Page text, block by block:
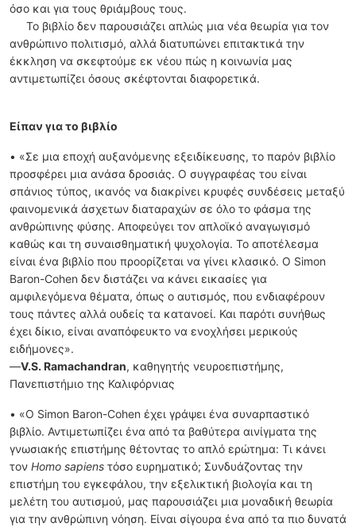
όσο και για τους θριάμβους τους.
Το βιβλίο δεν παρουσιάζει απλώς μια νέα θεωρία για τον
ανθρώπινο πολιτισμό, αλλά διατυπώνει επιτακτικά την
έκκληση να σκεφτούμε εκ νέου πώς η κοινωνία μας
αντιμετωπίζει όσους σκέφτονται διαφορετικά.
Είπαν για το βιβλίο
• «Σε μια εποχή αυξανόμενης εξειδίκευσης, το παρόν βιβλίο
προσφέρει μια ανάσα δροσιάς. Ο συγγραφέας του είναι
σπάνιος τύπος, ικανός να διακρίνει κρυφές συνδέσεις μεταξύ
φαινομενικά άσχετων διαταραχών σε όλο το φάσμα της
ανθρώπινης φύσης. Αποφεύγει τον απλοϊκό αναγωγισμό
καθώς και τη συναισθηματική ψυχολογία. Το αποτέλεσμα
είναι ένα βιβλίο που προορίζεται να γίνει κλασικό. Ο Simon
Baron-Cohen δεν διστάζει να κάνει εικασίες για
αμφιλεγόμενα θέματα, όπως ο αυτισμός, που ενδιαφέρουν
τους πάντες αλλά ουδείς τα κατανοεί. Και παρότι συνήθως
έχει δίκιο, είναι αναπόφευκτο να ενοχλήσει μερικούς
ειδήμονες».
—V.S. Ramachandran, καθηγητής νευροεπιστήμης,
Πανεπιστήμιο της Καλιφόρνιας
• «Ο Simon Baron-Cohen έχει γράψει ένα συναρπαστικό
βιβλίο. Αντιμετωπίζει ένα από τα βαθύτερα αινίγματα της
γνωσιακής επιστήμης θέτοντας το απλό ερώτημα: Τι κάνει
τον Homo sapiens τόσο ευρηματικό; Συνδυάζοντας την
επιστήμη του εγκεφάλου, την εξελικτική βιολογία και τη
μελέτη του αυτισμού, μας παρουσιάζει μια μοναδική θεωρία
για την ανθρώπινη νόηση. Είναι σίγουρα ένα από τα πιο δυνατά